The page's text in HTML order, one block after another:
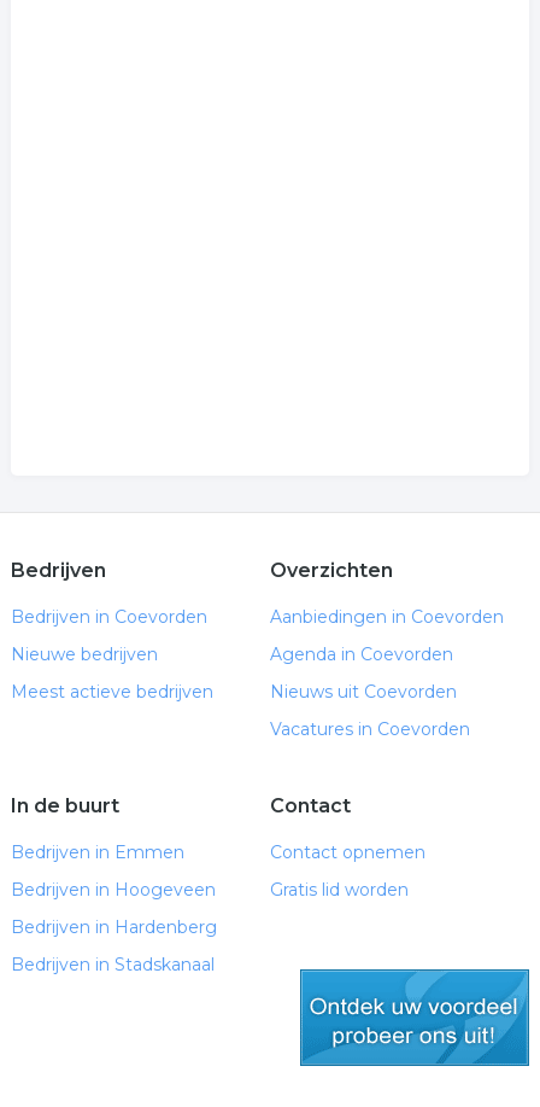
Bedrijven
Bedrijven in Coevorden
Nieuwe bedrijven
Meest actieve bedrijven
Overzichten
Aanbiedingen in Coevorden
Agenda in Coevorden
Nieuws uit Coevorden
Vacatures in Coevorden
In de buurt
Bedrijven in Emmen
Bedrijven in Hoogeveen
Bedrijven in Hardenberg
Bedrijven in Stadskanaal
Contact
Contact opnemen
Gratis lid worden